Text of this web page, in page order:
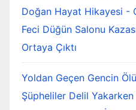
Doğan Hayat Hikayesi -
Feci Düğün Salonu
Ortaya Çıktı
Yoldan Geçen Gencin
Şüpheliler Delil Yakarken